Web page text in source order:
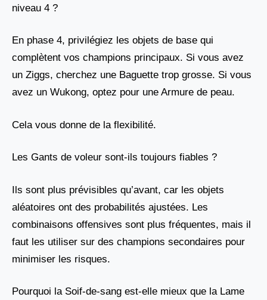
niveau 4 ?
En phase 4, privilégiez les objets de base qui
complètent vos champions principaux. Si vous avez
un Ziggs, cherchez une Baguette trop grosse. Si vous
avez un Wukong, optez pour une Armure de peau.
Cela vous donne de la flexibilité.
Les Gants de voleur sont-ils toujours fiables ?
Ils sont plus prévisibles qu’avant, car les objets
aléatoires ont des probabilités ajustées. Les
combinaisons offensives sont plus fréquentes, mais il
faut les utiliser sur des champions secondaires pour
minimiser les risques.
Pourquoi la Soif-de-sang est-elle mieux que la Lame